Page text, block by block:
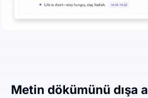
Metin dökümünü dışa